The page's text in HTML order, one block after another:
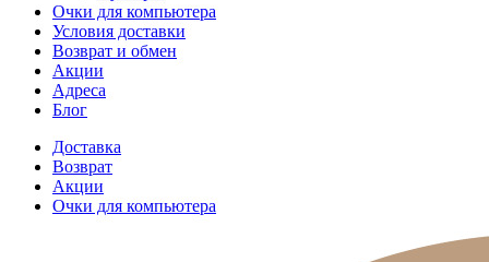
Очки для компьютера
Условия доставки
Возврат и обмен
Акции
Адреса
Блог
Доставка
Возврат
Акции
Очки для компьютера